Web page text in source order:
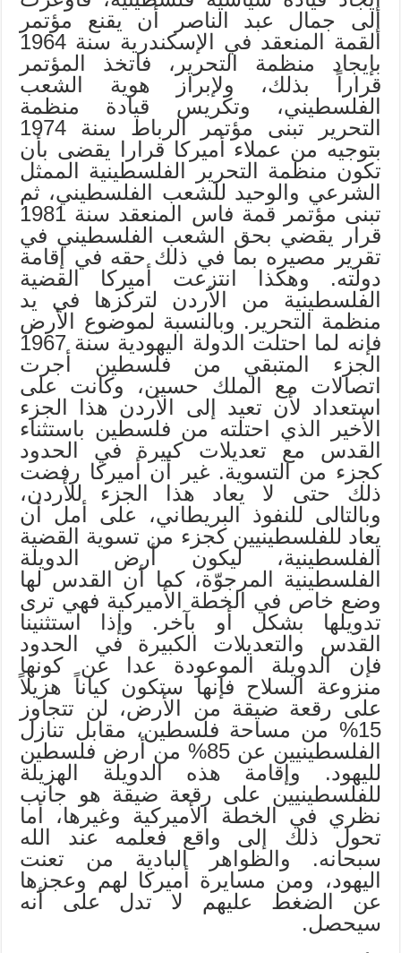
إلى جمال عبد الناصر أن يقنع مؤتمر
القمة المنعقد في الإسكندرية سنة 1964
بإيجاد منظمة التحرير، فاتخذ المؤتمر
قراراً بذلك، ولإبراز هوية الشعب
الفلسطيني، وتكريس قيادة منظمة
التحرير تبنى مؤتمر الرباط سنة 1974
بتوجيه من عملاء أميركا قرارا يقضى بأن
تكون منظمة التحرير الفلسطينية الممثل
الشرعي والوحيد للشعب الفلسطيني، ثم
تبنى مؤتمر قمة فاس المنعقد سنة ‍1981
قرار يقضي بحق الشعب الفلسطيني في
تقرير مصيره بما في ذلك حقه في إقامة
دولته. وهكذا انتزعت أميركا القضية
الفلسطينية من الأردن لتركزها في يد
منظمة التحرير. وبالنسبة لموضوع الأرض
فإنه لما احتلت الدولة اليهودية سنة 1967
الجزء المتبقي من فلسطين أجرت
اتصالات مع الملك حسين، وكانت على
استعداد لأن تعيد إلى الأردن هذا الجزء
الأخير الذي احتلته من فلسطين باستثناء
القدس مع تعديلات كبيرة في الحدود
كجزء من التسوية. غير أن أميركا رفضت
ذلك حتى لا يعاد هذا الجزء للأردن،
وبالتالى للنفوذ البريطاني، على أمل أن
يعاد للفلسطينيين كجزء من تسوية القضية
الفلسطينية، ليكون أرض الدويلة
الفلسطينية المرجوّة، كما أن القدس لها
وضع خاص في الخطة الأميركية فهي ترى
تدويلها بشكل أو بآخر. وإذا استثنينا
القدس والتعديلات الكبيرة في الحدود
فإن الدويلة الموعودة عدا عن كونها
منزوعة السلاح فإنها ستكون كياناً هزيلاً
على رقعة ضيقة من الأرض، لن تتجاوز
15% من مساحة فلسطين، مقابل تنازل
الفلسطينيين عن 85% من أرض فلسطين
لليهود. وإقامة هذه الدويلة الهزيلة
للفلسطينيين على رقعة ضيقة هو جانب
نظري في الخطة الأميركية وغيرها، أما
تحول ذلك إلى واقع فعلمه عند الله
سبحانه. والظواهر البادية من تعنت
اليهود، ومن مسايرة أميركا لهم وعجزها
عن الضغط عليهم لا تدل على أنه
سيحصل.